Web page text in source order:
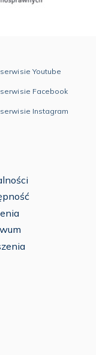
Youtube
serwisie Facebook
serwisie Instagram